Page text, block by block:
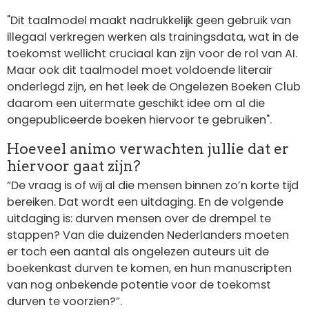
"Dit taalmodel maakt nadrukkelijk geen gebruik van
illegaal verkregen werken als trainingsdata, wat in de
toekomst wellicht cruciaal kan zijn voor de rol van AI.
Maar ook dit taalmodel moet voldoende literair
onderlegd zijn, en het leek de Ongelezen Boeken Club
daarom een uitermate geschikt idee om al die
ongepubliceerde boeken hiervoor te gebruiken".
Hoeveel animo verwachten jullie dat er
hiervoor gaat zijn?
“De vraag is of wij al die mensen binnen zo’n korte tijd
bereiken. Dat wordt een uitdaging. En de volgende
uitdaging is: durven mensen over de drempel te
stappen? Van die duizenden Nederlanders moeten
er toch een aantal als ongelezen auteurs uit de
boekenkast durven te komen, en hun manuscripten
van nog onbekende potentie voor de toekomst
durven te voorzien?”.